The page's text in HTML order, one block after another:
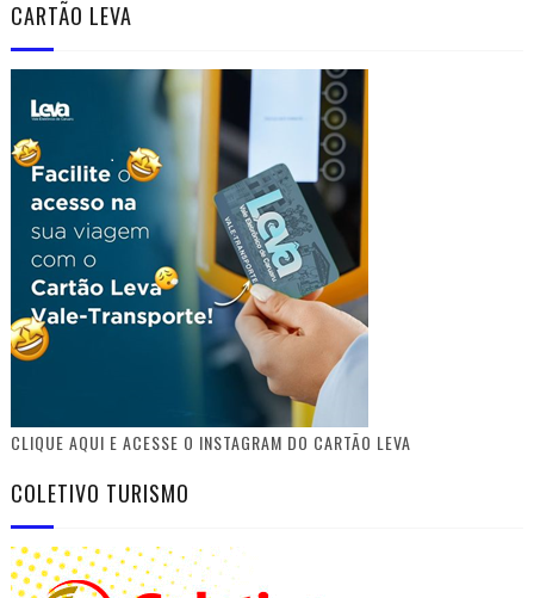
CARTÃO LEVA
CLIQUE AQUI E ACESSE O INSTAGRAM DO CARTÃO LEVA
COLETIVO TURISMO